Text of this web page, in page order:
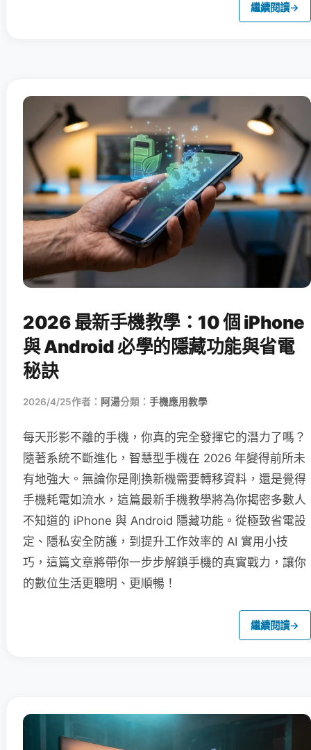
繼續閱讀→
2026 最新手機教學：10 個 iPhone
與 Android 必學的隱藏功能與省電
秘訣
2026/4/25作者： 阿湯分類： 手機應用教學
每天形影不離的手機，你真的完全發揮它的潛力了嗎？
隨著系統不斷進化，智慧型手機在 2026 年變得前所未
有地強大。無論你是剛換新機需要轉移資料，還是覺得
手機耗電如流水，這篇最新手機教學將為你揭密多數人
不知道的 iPhone 與 Android 隱藏功能。從極致省電設
定、隱私安全防護，到提升工作效率的 AI 實用小技
巧，這篇文章將帶你一步步解鎖手機的真實戰力，讓你
的數位生活更聰明、更順暢！
繼續閱讀→